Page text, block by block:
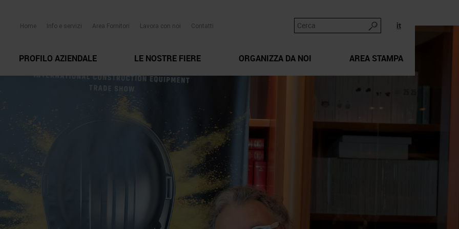
it
Home Info e servizi Area Fornitori Lavora con noi Contatti
PROFILO AZIENDALE LE NOSTRE FIERE ORGANIZZA DA NOI AREA STAMPA